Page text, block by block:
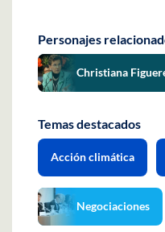
Personajes
Christiana
Temas destacados
Acción climática
Negociaciones